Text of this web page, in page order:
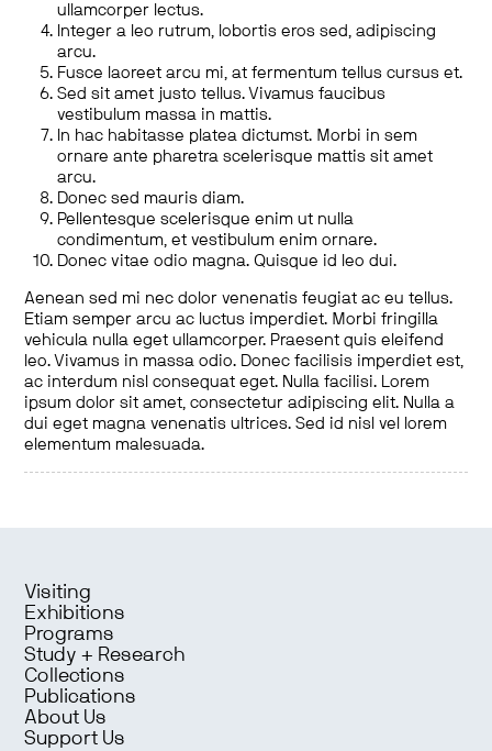
ullamcorper lectus.
Integer a leo rutrum, lobortis eros sed, adipiscing
arcu.
Fusce laoreet arcu mi, at fermentum tellus cursus et.
Sed sit amet justo tellus. Vivamus faucibus
vestibulum massa in mattis.
In hac habitasse platea dictumst. Morbi in sem
ornare ante pharetra scelerisque mattis sit amet
arcu.
Donec sed mauris diam.
Pellentesque scelerisque enim ut nulla
condimentum, et vestibulum enim ornare.
Donec vitae odio magna. Quisque id leo dui.
Aenean sed mi nec dolor venenatis feugiat ac eu tellus.
Etiam semper arcu ac luctus imperdiet. Morbi fringilla
vehicula nulla eget ullamcorper. Praesent quis eleifend
leo. Vivamus in massa odio. Donec facilisis imperdiet est,
ac interdum nisl consequat eget. Nulla facilisi. Lorem
ipsum dolor sit amet, consectetur adipiscing elit. Nulla a
dui eget magna venenatis ultrices. Sed id nisl vel lorem
elementum malesuada.
Visiting
Exhibitions
Programs
Study + Research
Collections
Publications
About Us
Support Us